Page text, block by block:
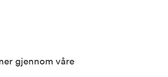
gjennom våre